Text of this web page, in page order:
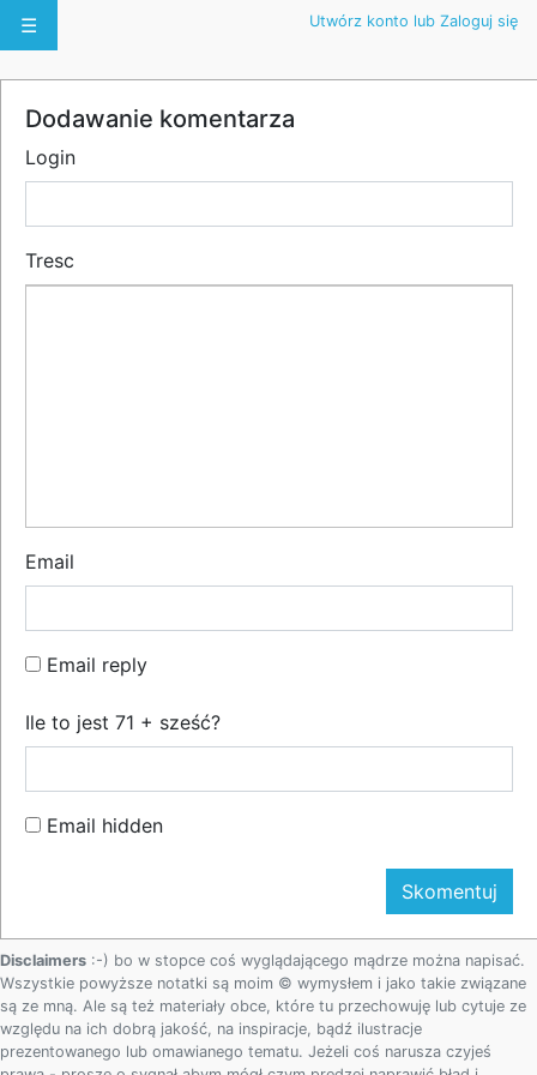
☰ Utwórz konto lub Zaloguj się
Dodawanie komentarza
Login
Tresc
Email
Email reply
Ile to jest 71 + sześć?
Email hidden
Disclaimers :-) bo w stopce coś wyglądającego mądrze można napisać.
Wszystkie powyższe notatki są moim © wymysłem i jako takie związane
są ze mną. Ale są też materiały obce, które tu przechowuję lub cytuje ze
względu na ich dobrą jakość, na inspiracje, bądź ilustracje
prezentowanego lub omawianego tematu. Jeżeli coś narusza czyjeś